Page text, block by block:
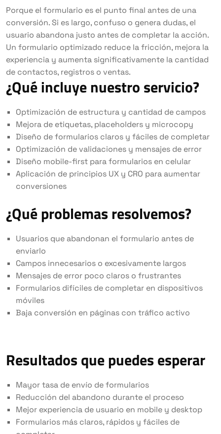
Porque el formulario es el punto final antes de una
conversión. Si es largo, confuso o genera dudas, el
usuario abandona justo antes de completar la acción.
Un formulario optimizado reduce la fricción, mejora la
experiencia y aumenta significativamente la cantidad
de contactos, registros o ventas.
¿Qué incluye nuestro servicio?
Optimización de estructura y cantidad de campos
Mejora de etiquetas, placeholders y microcopy
Diseño de formularios claros y fáciles de completar
Optimización de validaciones y mensajes de error
Diseño mobile-first para formularios en celular
Aplicación de principios UX y CRO para aumentar
conversiones
¿Qué problemas resolvemos?
Usuarios que abandonan el formulario antes de
enviarlo
Campos innecesarios o excesivamente largos
Mensajes de error poco claros o frustrantes
Formularios difíciles de completar en dispositivos
móviles
Baja conversión en páginas con tráfico activo
Resultados que puedes esperar
Mayor tasa de envío de formularios
Reducción del abandono durante el proceso
Mejor experiencia de usuario en mobile y desktop
Formularios más claros, rápidos y fáciles de